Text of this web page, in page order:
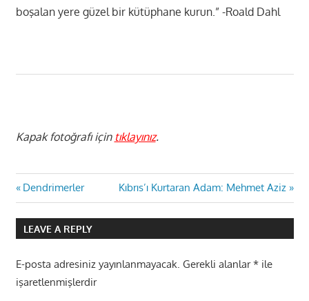
boşalan yere güzel bir kütüphane kurun.” -Roald Dahl
Kapak fotoğrafı için tıklayınız.
Yazı
gezinmesi
Previous
Post:
Dendrimerler
Next
Post:
Kıbrıs’ı Kurtaran Adam: Mehmet Aziz
LEAVE A REPLY
E-posta adresiniz yayınlanmayacak. Gerekli alanlar*ile
işaretlenmişlerdir